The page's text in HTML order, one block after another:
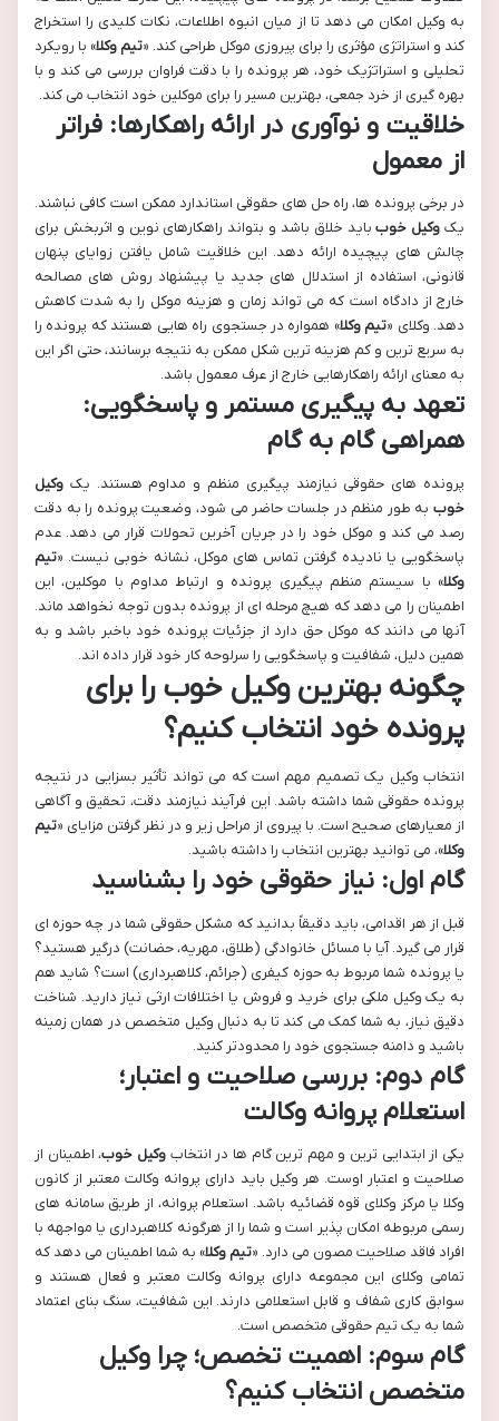
به وکیل امکان می دهد تا از میان انبوه اطلاعات، نکات کلیدی را استخراج
کند و استراتژی مؤثری را برای پیروزی موکل طراحی کند. «تیم وکلا» با رویکرد
تحلیلی و استراتژیک خود، هر پرونده را با دقت فراوان بررسی می کند و با
بهره گیری از خرد جمعی، بهترین مسیر را برای موکلین خود انتخاب می کند.
خلاقیت و نوآوری در ارائه راهکارها: فراتر
از معمول
در برخی پرونده ها، راه حل های حقوقی استاندارد ممکن است کافی نباشند.
یک وکیل خوبباید خلاق باشد و بتواند راهکارهای نوین و اثربخش برای
چالش های پیچیده ارائه دهد. این خلاقیت شامل یافتن زوایای پنهان
قانونی، استفاده از استدلال های جدید یا پیشنهاد روش های مصالحه
خارج از دادگاه است که می تواند زمان و هزینه موکل را به شدت کاهش
دهد. وکلای «تیم وکلا» همواره در جستجوی راه هایی هستند که پرونده را
به سریع ترین و کم هزینه ترین شکل ممکن به نتیجه برسانند، حتی اگر این
به معنای ارائه راهکارهایی خارج از عرف معمول باشد.
تعهد به پیگیری مستمر و پاسخگویی:
همراهی گام به گام
پرونده های حقوقی نیازمند پیگیری منظم و مداوم هستند. یک وکیل
خوب به طور منظم در جلسات حاضر می شود، وضعیت پرونده را به دقت
رصد می کند و موکل خود را در جریان آخرین تحولات قرار می دهد. عدم
پاسخگویی یا نادیده گرفتن تماس های موکل، نشانه خوبی نیست. «تیم
وکلا» با سیستم منظم پیگیری پرونده و ارتباط مداوم با موکلین، این
اطمینان را می دهد که هیچ مرحله ای از پرونده بدون توجه نخواهد ماند.
آنها می دانند که موکل حق دارد از جزئیات پرونده خود باخبر باشد و به
همین دلیل، شفافیت و پاسخگویی را سرلوحه کار خود قرار داده اند.
چگونه بهترینوکیل خوب را برای
پرونده خود انتخاب کنیم؟
انتخاب وکیل یک تصمیم مهم است که می تواند تأثیر بسزایی در نتیجه
پرونده حقوقی شما داشته باشد. این فرآیند نیازمند دقت، تحقیق و آگاهی
از معیارهای صحیح است. با پیروی از مراحل زیر و در نظر گرفتن مزایای «تیم
وکلا»، می توانید بهترین انتخاب را داشته باشید.
گام اول: نیاز حقوقی خود را بشناسید
قبل از هر اقدامی، باید دقیقاً بدانید که مشکل حقوقی شما در چه حوزه ای
قرار می گیرد. آیا با مسائل خانوادگی (طلاق، مهریه، حضانت) درگیر هستید؟
یا پرونده شما مربوط به حوزه کیفری (جرائم، کلاهبرداری) است؟ شاید هم
به یک وکیل ملکی برای خرید و فروش یا اختلافات ارثی نیاز دارید. شناخت
دقیق نیاز، به شما کمک می کند تا به دنبال وکیل متخصص در همان زمینه
باشید و دامنه جستجوی خود را محدودتر کنید.
گام دوم: بررسی صلاحیت و اعتبار؛
استعلام پروانه وکالت
یکی از ابتدایی ترین و مهم ترین گام ها در انتخابوکیل خوب، اطمینان از
صلاحیت و اعتبار اوست. هر وکیل باید دارای پروانه وکالت معتبر از کانون
وکلا یا مرکز وکلای قوه قضائیه باشد. استعلام پروانه، از طریق سامانه های
رسمی مربوطه امکان پذیر است و شما را از هرگونه کلاهبرداری یا مواجهه با
افراد فاقد صلاحیت مصون می دارد. «تیم وکلا» به شما اطمینان می دهد که
تمامی وکلای این مجموعه دارای پروانه وکالت معتبر و فعال هستند و
سوابق کاری شفاف و قابل استعلامی دارند. این شفافیت، سنگ بنای اعتماد
شما به یک تیم حقوقی متخصص است.
گام سوم: اهمیت تخصص؛ چرا وکیل
متخصص انتخاب کنیم؟